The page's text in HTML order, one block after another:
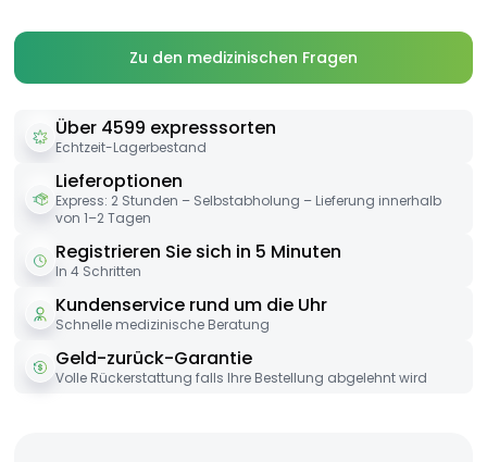
Zu den medizinischen Fragen
Über 4599 expresssorten
Echtzeit-Lagerbestand
Lieferoptionen
Express: 2 Stunden – Selbstabholung – Lieferung innerhalb
von 1–2 Tagen
Registrieren Sie sich in 5 Minuten
In 4 Schritten
Kundenservice rund um die Uhr
Schnelle medizinische Beratung
Geld-zurück-Garantie
Volle Rückerstattung falls Ihre Bestellung abgelehnt wird